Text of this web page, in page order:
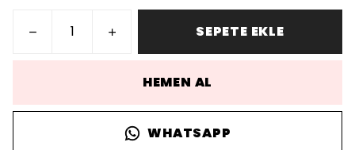
SEPETE EKLE
HEMEN AL
WHATSAPP